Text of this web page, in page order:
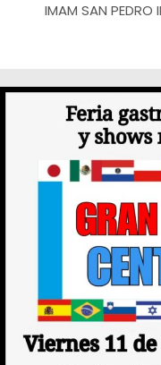
IMAM SAN PEDRO